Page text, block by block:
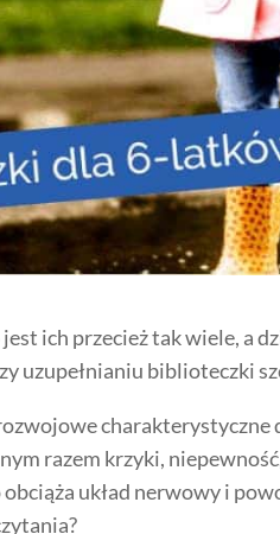
ich przecież tak wiele, a
uzupełnianiu biblioteczki
charakterystyczne
razem krzyki,
układ nerwowy i